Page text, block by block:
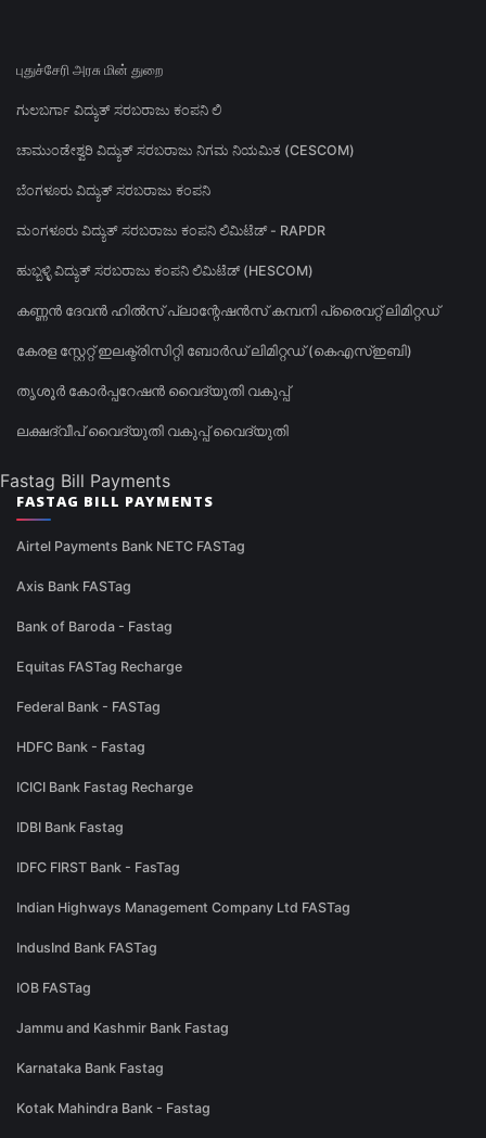
புதுச்சேரி அரசு மின் துறை
ಗುಲಬರ್ಗಾ ವಿದ್ಯುತ್ ಸರಬರಾಜು ಕಂಪನಿ ಲಿ
ಚಾಮುಂಡೇಶ್ವರಿ ವಿದ್ಯುತ್ ಸರಬರಾಜು ನಿಗಮ ನಿಯಮಿತ (CESCOM)
ಬೆಂಗಳೂರು ವಿದ್ಯುತ್ ಸರಬರಾಜು ಕಂಪನಿ
ಮಂಗಳೂರು ವಿದ್ಯುತ್ ಸರಬರಾಜು ಕಂಪನಿ ಲಿಮಿಟೆಡ್ - RAPDR
ಹುಬ್ಬಳ್ಳಿ ವಿದ್ಯುತ್ ಸರಬರಾಜು ಕಂಪನಿ ಲಿಮಿಟೆಡ್ (HESCOM)
കണ്ണൻ ദേവൻ ഹിൽസ് പ്ലാന്റേഷൻസ് കമ്പനി പ്രൈവറ്റ് ലിമിറ്റഡ്
കേരള സ്റ്റേറ്റ് ഇലക്ട്രിസിറ്റി ബോർഡ് ലിമിറ്റഡ് (കെഎസ്ഇബി)
തൃശൂർ കോർപ്പറേഷൻ വൈദ്യുതി വകുപ്പ്
ലക്ഷദ്വീപ് വൈദ്യുതി വകുപ്പ് വൈദ്യുതി
Fastag Bill Payments
FASTAG BILL PAYMENTS
Airtel Payments Bank NETC FASTag
Axis Bank FASTag
Bank of Baroda - Fastag
Equitas FASTag Recharge
Federal Bank - FASTag
HDFC Bank - Fastag
ICICI Bank Fastag Recharge
IDBI Bank Fastag
IDFC FIRST Bank - FasTag
Indian Highways Management Company Ltd FASTag
IndusInd Bank FASTag
IOB FASTag
Jammu and Kashmir Bank Fastag
Karnataka Bank Fastag
Kotak Mahindra Bank - Fastag